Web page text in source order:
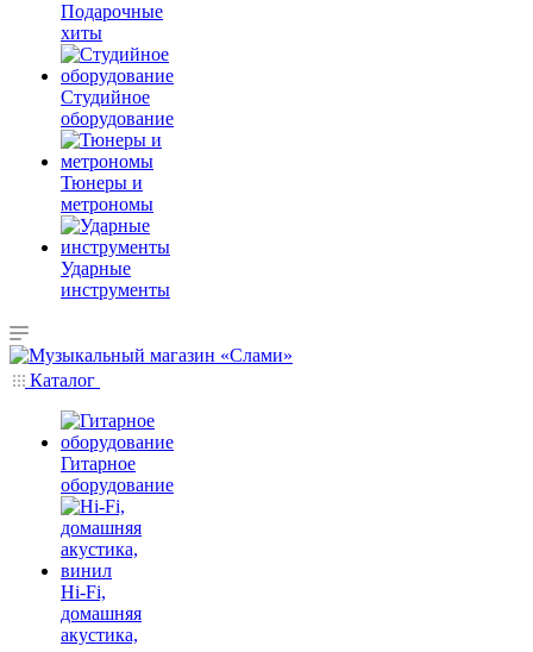
Подарочные
хиты
Студийное
оборудование
Тюнеры и
метрономы
Ударные
инструменты
Каталог
Гитарное
оборудование
Hi-Fi,
домашняя
акустика,